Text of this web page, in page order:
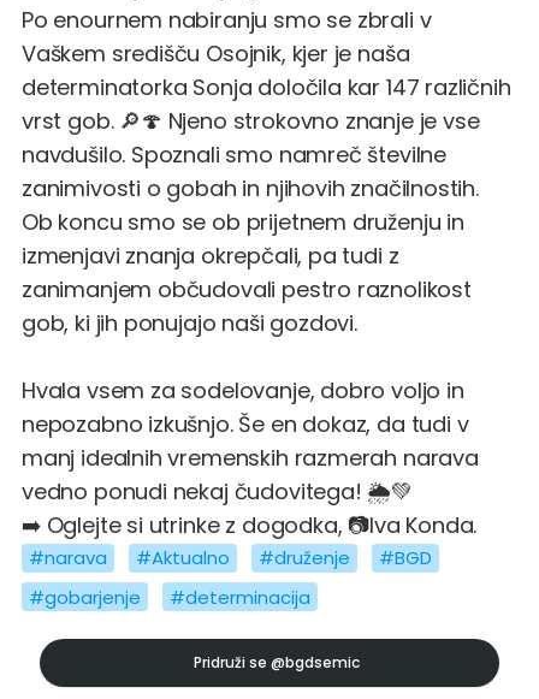
Po enournem nabiranju smo se zbrali v
Vaškem središču Osojnik, kjer je naša
determinatorka Sonja določila kar 147 različnih
vrst gob. 🔎🍄 Njeno strokovno znanje je vse
navdušilo. Spoznali smo namreč številne
zanimivosti o gobah in njihovih značilnostih.
Ob koncu smo se ob prijetnem druženju in
izmenjavi znanja okrepčali, pa tudi z
zanimanjem občudovali pestro raznolikost
gob, ki jih ponujajo naši gozdovi.
Hvala vsem za sodelovanje, dobro voljo in
nepozabno izkušnjo. Še en dokaz, da tudi v
manj idealnih vremenskih razmerah narava
vedno ponudi nekaj čudovitega! 🌦️💚
➡️ Oglejte si utrinke z dogodka, 📷Iva Konda.
#narava #Aktualno #druženje
#BGD
#gobarjenje
#determinacija
Pridruži se @bgdsemic